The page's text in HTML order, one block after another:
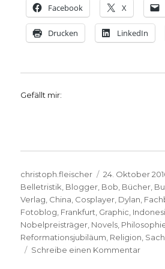
Facebook X
Drucken LinkedIn
Gefällt mir:
Autor
christoph.fleischer
Veröffentlicht
am
24. Oktober
Belletristik Blogger Bob Bücher
Verlag China Cosplayer Dylan
Fotoblog Frankfurt Graphic
Nobelpreisträger Novels
Reformationsjubiläum Religion
Schreibe einen Kommentarzu